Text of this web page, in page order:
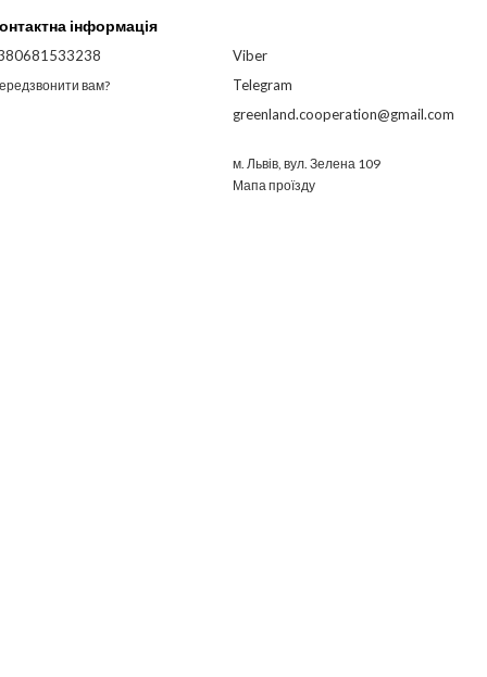
інформація
вам?
Viber
Telegram
greenland.cooperation@gmail.com
м. Львів, вул. Зелена 109
Мапа проїзду